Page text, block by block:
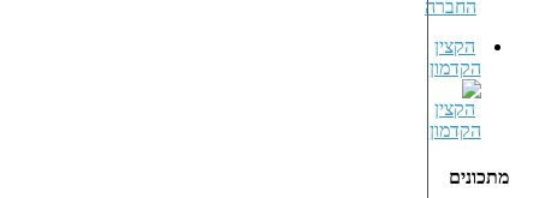
הקצין
הקדמון
מתכונים